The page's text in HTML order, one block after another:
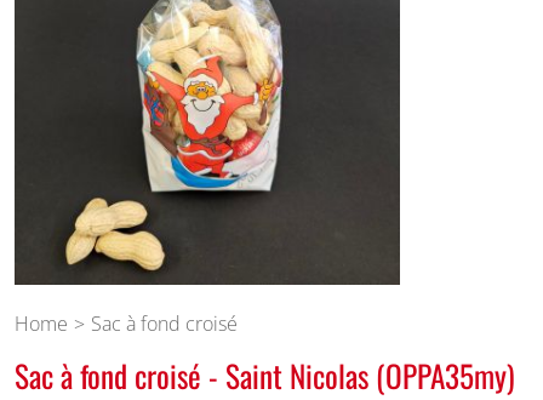
Home Sac à fond croisé
Sac à fond croisé - Saint Nicolas (OPPA35my)